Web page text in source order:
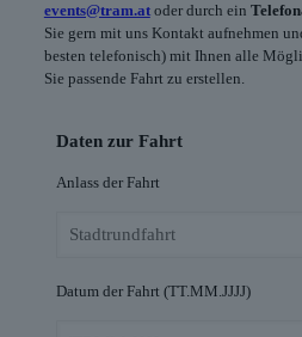
events@tram.atoder durch ein
Sie gern mit uns Kontakt aufnehmen
besten telefonisch) mit Ihnen alle
Sie passende Fahrt zu erstellen.
Daten zur Fahrt
Anlass der Fahrt
Datum der Fahrt (TT.MM.JJJJ)